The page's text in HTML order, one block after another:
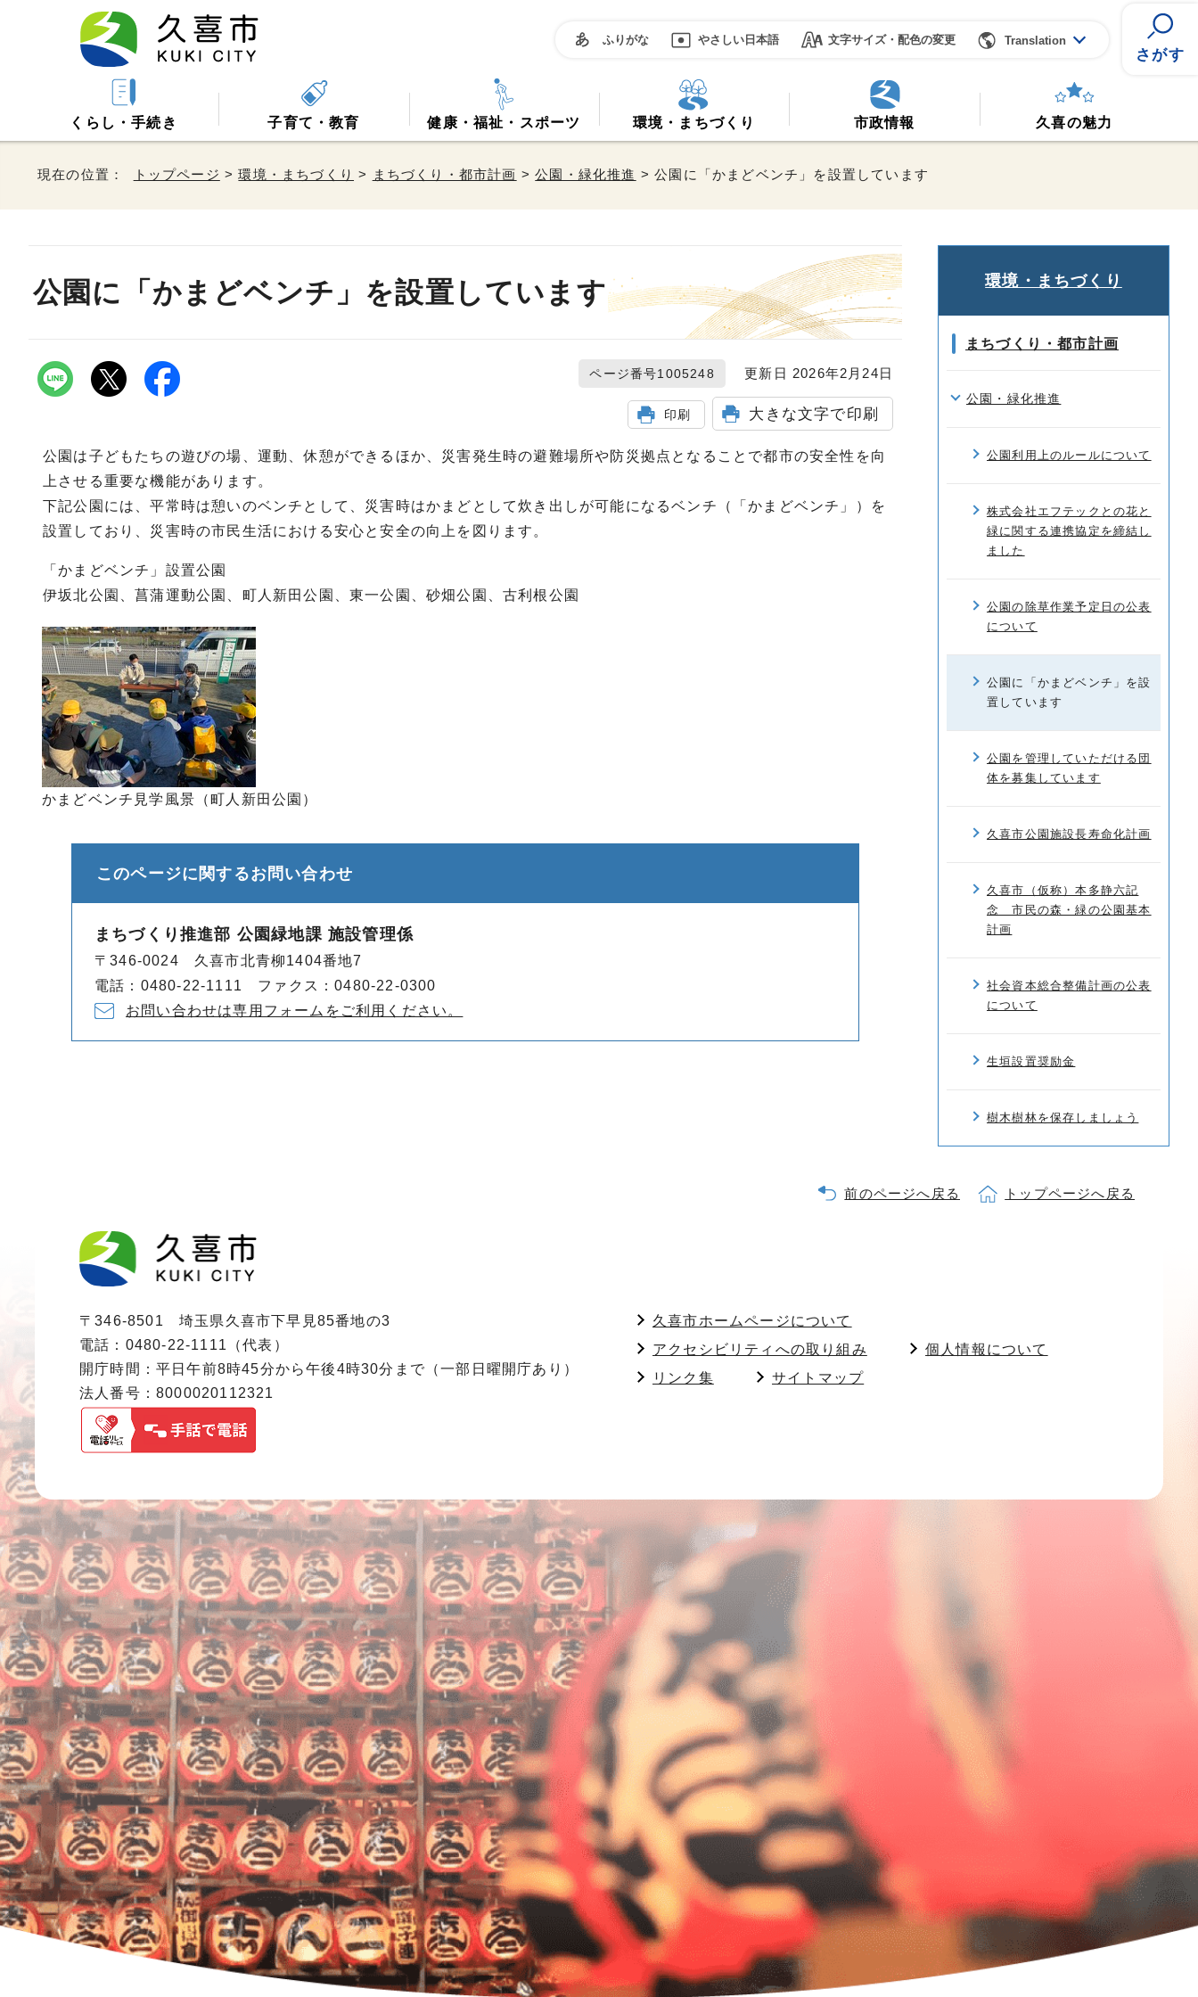
ふりがな やさしい日本語 文字サイズ・配色の変更 Translation
さがす
くらし・手続き 子育て・教育 健康・福祉・スポーツ 環境・まちづくり 市政情報 久喜の魅力
現在の位置： トップページ >環境・まちづくり > まちづくり・都市計画 >公園・緑化推進 > 公園に「かまどベンチ」を設置しています
公園に「かまどベンチ」を設置しています
ページ番号1005248 更新日 2026年2月24日
印刷 大きな文字で印刷
公園は子どもたちの遊びの場、運動、休憩ができるほか、災害発生時の避難場所や防災拠点となることで都市の安全性を向
上させる重要な機能があります。
下記公園には、平常時は憩いのベンチとして、災害時はかまどとして炊き出しが可能になるベンチ（「かまどベンチ」）を
設置しており、災害時の市民生活における安心と安全の向上を図ります。
「かまどベンチ」設置公園
伊坂北公園、菖蒲運動公園、町人新田公園、東一公園、砂畑公園、古利根公園
かまどベンチ見学風景（町人新田公園）
このページに関するお問い合わせ
まちづくり推進部 公園緑地課 施設管理係
〒346-0024 久喜市北青柳1404番地7
電話：0480-22-1111 ファクス：0480-22-0300
お問い合わせは専用フォームをご利用ください。
環境・まちづくり
まちづくり・都市計画
公園・緑化推進
公園利用上のルールについて
株式会社エフテックとの花と
緑に関する連携協定を締結し
ました
公園の除草作業予定日の公表
について
公園に「かまどベンチ」を設
置しています
公園を管理していただける団
体を募集しています
久喜市公園施設長寿命化計画
久喜市（仮称）本多静六記
念 市民の森・緑の公園基本
計画
社会資本総合整備計画の公表
について
生垣設置奨励金
樹木樹林を保存しましょう
前のページへ戻る トップページへ戻る
〒346-8501 埼玉県久喜市下早見85番地の3
電話：0480-22-1111（代表）
開庁時間：平日午前8時45分から午後4時30分まで（一部日曜開庁あり）
法人番号：8000020112321
久喜市ホームページについて
アクセシビリティへの取り組み
個人情報について
リンク集
サイトマップ